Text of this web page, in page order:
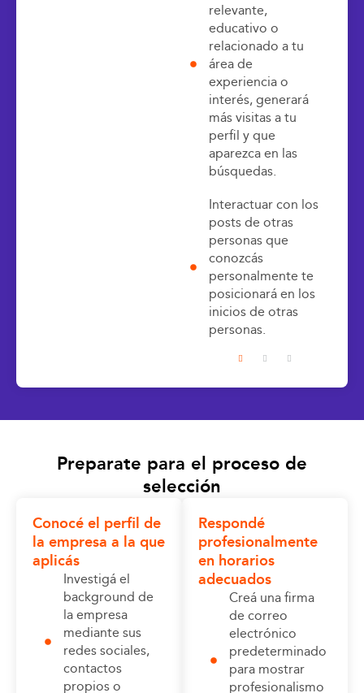
relevante,
educativo o
relacionado a tu
área de
experiencia o
interés, generará
más visitas a tu
perfil y que
aparezca en las
búsquedas.
Interactuar con los
posts de otras
personas que
conozcás
personalmente te
posicionará en los
inicios de otras
personas.
Preparate para el proceso de
selección
Conocé el perfil de
la empresa a la que
aplicás
Investigá el
background de
la empresa
mediante sus
redes sociales,
contactos
propios o
Respondé
profesionalmente
en horarios
adecuados
Creá una firma
de correo
electrónico
predeterminado
para mostrar
profesionalismo